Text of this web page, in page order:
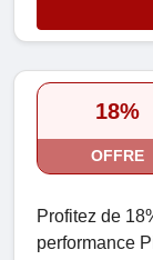
18%
OFFRE
Profitez de
performance